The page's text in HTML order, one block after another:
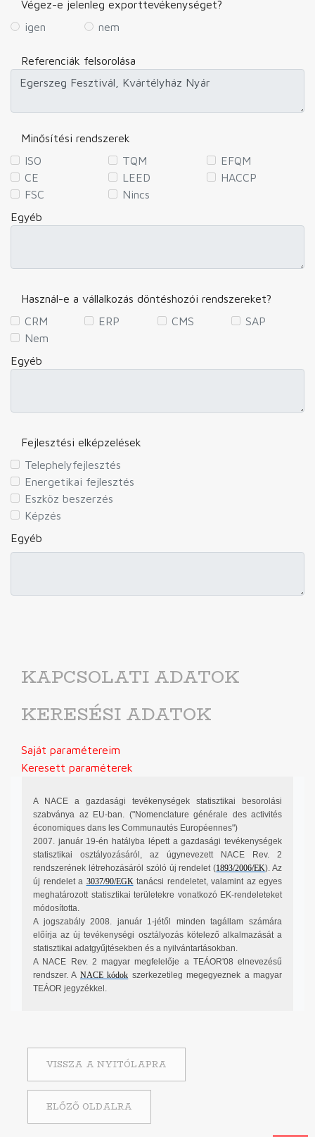
Végez-e jelenleg exporttevékenységet?
igen
nem
Referenciák felsorolása
Minősítési rendszerek
ISO
TQM
EFQM
CE
LEED
HACCP
FSC
Nincs
Egyéb
Használ-e a vállalkozás döntéshozói rendszereket?
CRM
ERP CMS
SAP
Nem
Egyéb
Fejlesztési elképzelések
Telephelyfejlesztés
Energetikai fejlesztés
Eszköz beszerzés
Képzés
Egyéb
KAPCSOLATI ADATOK
KERESÉSI ADATOK
Saját paramétereim
Keresett paraméterek
A NACE a gazdasági tevékenységek statisztikai besorolási
szabványa az EU-ban. ("Nomenclature générale des activités
économiques dans les Communautés Européennes")
2007. január 19-én hatályba lépett a gazdasági tevékenységek
statisztikai osztályozásáról, az úgynevezett NACE Rev. 2
rendszerének létrehozásáról szóló új rendelet (1893/2006/EK). Az
új rendelet a 3037/90/EGKtanácsi rendeletet, valamint az egyes
meghatározott statisztikai területekre vonatkozó EK-rendeleteket
módosította.
A jogszabály 2008. január 1-jétől minden tagállam számára
előírja az új tevékenységi osztályozás kötelező alkalmazását a
statisztikai adatgyűjtésekben és a nyilvántartásokban.
A NACE Rev. 2 magyar megfelelője a TEÁOR'08 elnevezésű
rendszer. A NACE kódok szerkezetileg megegyeznek a magyar
TEÁOR jegyzékkel.
VISSZA A NYITÓLAPRA
ELŐZŐ OLDALRA